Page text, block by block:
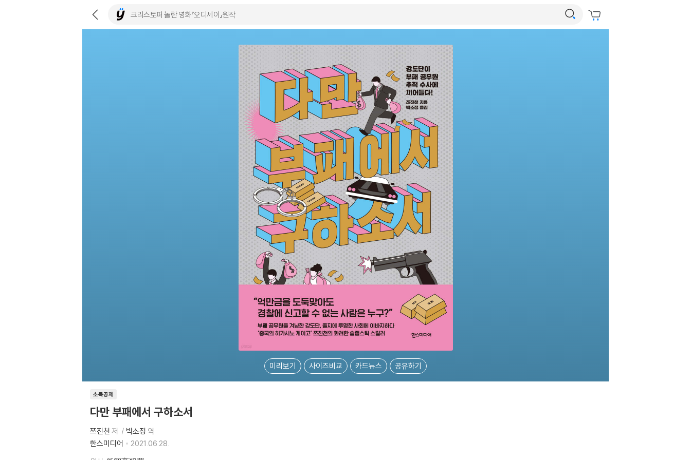
미리보기 사이즈비교 카드뉴스 공유하기
소득공제
다만 부패에서 구하소서
쯔진천 저 박소정 역
한스미디어
2021.06.28.